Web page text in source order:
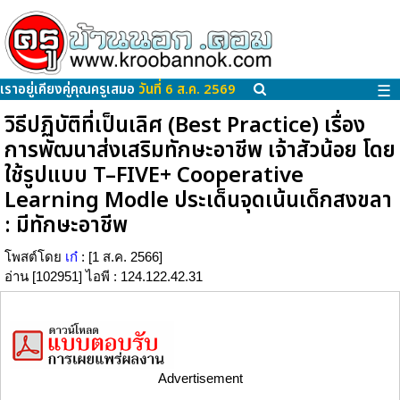
เราอยู่เคียงคู่คุณครูเสมอ วันที่ 6 ส.ค. 2569 ☰
วิธีปฏิบัติที่เป็นเลิศ (Best Practice) เรื่อง
การพัฒนาส่งเสริมทักษะอาชีพ เจ้าสัวน้อย โดย
ใช้รูปแบบ T–FIVE+ Cooperative
Learning Modle ประเด็นจุดเน้นเด็กสงขลา
: มีทักษะอาชีพ
โพสต์โดย เก๋ : [1 ส.ค. 2566]
อ่าน [102951] ไอพี : 124.122.42.31
Advertisement